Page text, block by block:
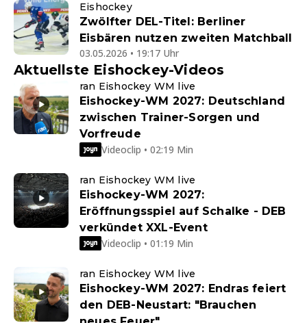
Eishockey
Zwölfter DEL-Titel: Berliner
Eisbären nutzen zweiten Matchball
03.05.2026 • 19:17 Uhr
Aktuellste Eishockey-Videos
ran Eishockey WM live
Eishockey-WM 2027: Deutschland
zwischen Trainer-Sorgen und
Vorfreude
Videoclip • 02:19 Min
ran Eishockey WM live
Eishockey-WM 2027:
Eröffnungsspiel auf Schalke - DEB
verkündet XXL-Event
Videoclip • 01:19 Min
ran Eishockey WM live
Eishockey-WM 2027: Endras feiert
den DEB-Neustart: "Brauchen